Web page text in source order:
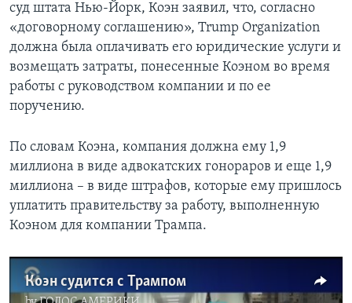
суд штата Нью-Йорк, Коэн заявил, что, согласно
«договорному соглашению», Trump Organization
должна была оплачивать его юридические услуги и
возмещать затраты, понесенные Коэном во время
работы с руководством компании и по ее
поручению.
По словам Коэна, компания должна ему 1,9
миллиона в виде адвокатских гонораров и еще 1,9
миллиона – в виде штрафов, которые ему пришлось
уплатить правительству за работу, выполненную
Коэном для компании Трампа.
Коэн судится с Трампом